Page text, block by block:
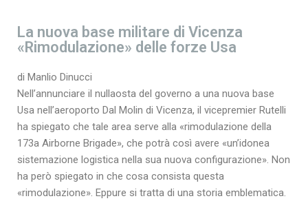
La nuova base militare di Vicenza
«Rimodulazione» delle forze Usa
di Manlio Dinucci
Nell’annunciare il nullaosta del governo a una nuova base
Usa nell’aeroporto Dal Molin di Vicenza, il vicepremier Rutelli
ha spiegato che tale area serve alla «rimodulazione della
173a Airborne Brigade», che potrà così avere «un’idonea
sistemazione logistica nella sua nuova configurazione». Non
ha però spiegato in che cosa consista questa
«rimodulazione». Eppure si tratta di una storia emblematica.